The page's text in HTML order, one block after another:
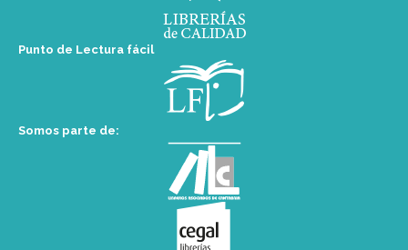
Punto de Lectura fácil
Somos parte de: